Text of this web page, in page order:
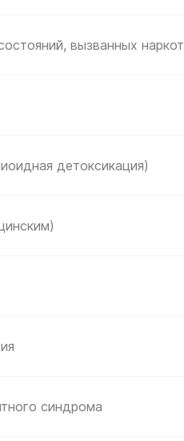
вызванных
детоксикация)
синдрома